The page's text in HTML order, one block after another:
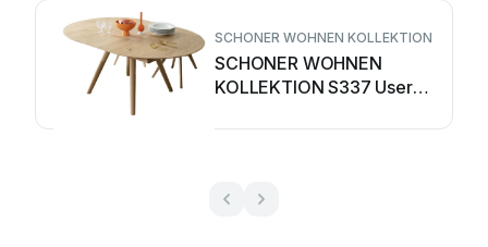
SCHONER WOHNEN KOLLEKTION
SCHONER WOHNEN
KOLLEKTION S337 User